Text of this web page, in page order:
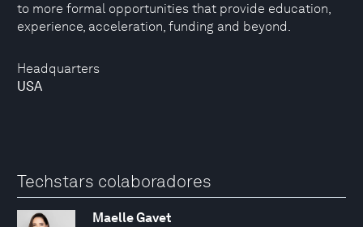
Headquarters
USA
to more formal opportunities that provide education,
experience, acceleration, funding and beyond.
Techstars colaboradores
Maelle Gavet